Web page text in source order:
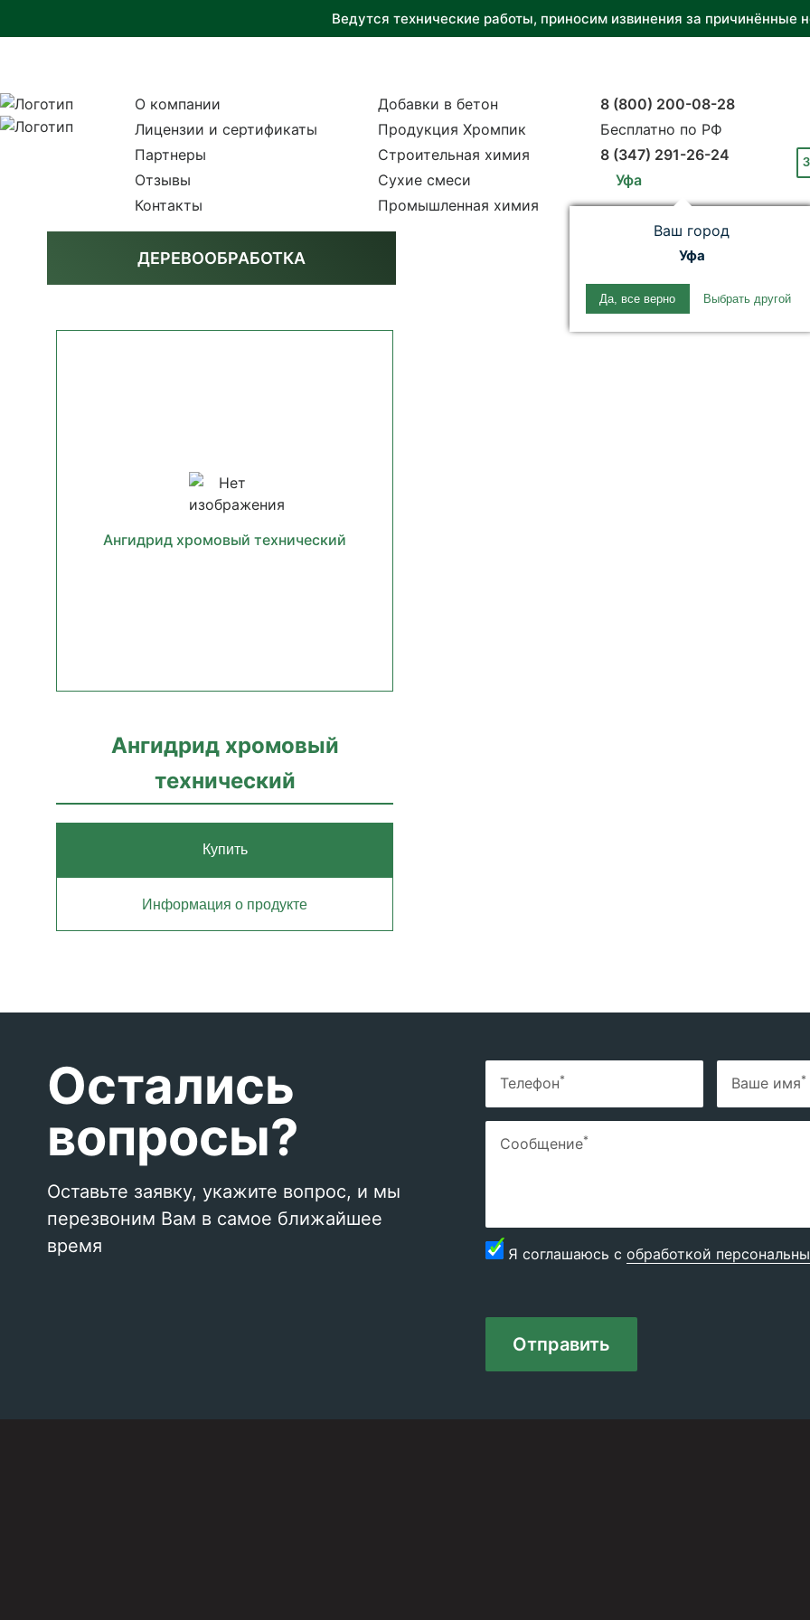
Ведутся технические работы, приносим извинения за причинённые
О компании
Лицензии и сертификаты
Партнеры
Отзывы
Контакты
Добавки в бетон
Продукция Хромпик
Строительная химия
Сухие смеси
Промышленная химия
8 (800) 200-08-28
Бесплатно по РФ
8 (347) 291-26-24
Уфа
Ваш город
Уфа
Да, все верно Выбрать другой
ДЕРЕВООБРАБОТКА
Ангидрид хромовый технический
Ангидрид хромовый
технический
Купить
Информация о продукте
Остались
вопросы?
Оставьте заявку, укажите вопрос, и мы
перезвоним Вам в самое ближайшее
время
Телефон* Ваше имя*
Сообщение*
Я соглашаюсь с обработкой
Отправить